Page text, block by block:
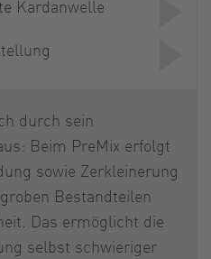
Kardanwelle
durch sein
Beim PreMix erfolgt
sowie Zerkleinerung
Bestandteilen
Das ermöglicht die
selbst schwieriger